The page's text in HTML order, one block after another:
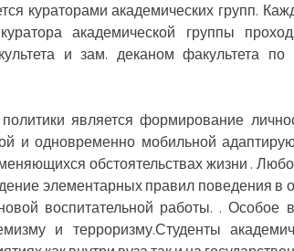
кураторами академических групп.
академической группы
и зам. деканом факультета по
является формирование
и одновременно мобильной
обстоятельствах жизни .
элементарных правил поведения в
воспитательной работы. . Особое
и терроризму.Студенты